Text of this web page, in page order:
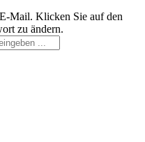
Mail. Klicken Sie auf den
zu ändern.